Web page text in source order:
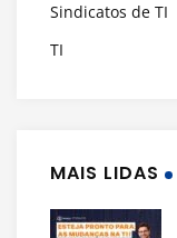
Sindicatos de TI
TI
MAIS LIDAS